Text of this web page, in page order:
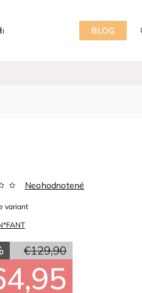
BLOG
Detská izba
Neohodnotené
€129,90
variant